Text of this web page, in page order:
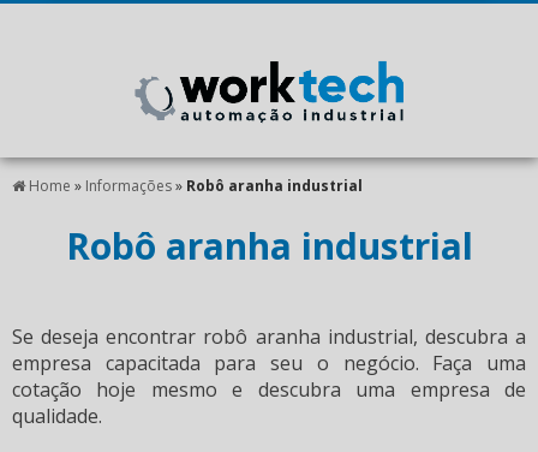
Home » Informações» Robô aranha industrial
Robô aranha industrial
Se deseja encontrar robô aranha industrial, descubra a
empresa capacitada para seu o negócio. Faça uma
cotação hoje mesmo e descubra uma empresa de
qualidade.